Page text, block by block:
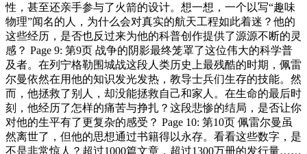
性，甚至还亲手参与了火箭的设计。想一想，一个以写“趣味
物理”闻名的人，为什么会对真实的航天工程如此着迷？他的
这些经历，是否也反过来为他的科普创作提供了源源不断的灵
感？ Page 9: 第9页 战争的阴影最终笼罩了这位伟大的科学普
及者。在列宁格勒围城战这段人类历史上最残酷的时期，佩雷
尔曼依然在用他的知识发光发热，教导士兵们生存的技能。然
而，他拯救了别人，却没能拯救自己和家人。在生命的最后时
刻，他经历了怎样的痛苦与挣扎？这段悲惨的结局，是否让你
对他的生平有了更复杂的感受？ Page 10: 第10页 佩雷尔曼虽
然离世了，但他的思想通过书籍得以永存。看看这些数字，是
不是非常惊人？超过1000篇文章，超过1300万册的发行量……